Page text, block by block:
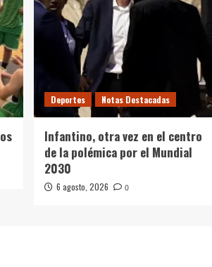
Deportes Notas Destacadas
Infantino, otra vez en el centro
de la polémica por el Mundial
2030
6 agosto, 2026 0